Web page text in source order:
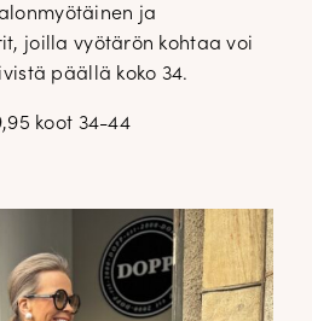
ja
joilla vyötärön kohtaa voi
päällä koko 34.
koot 34-44